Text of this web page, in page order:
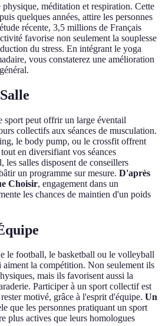
méditation et respiration. Cette
quelques années, attire les personnes
récente, 3,5 millions de Français
favorise non seulement la souplesse
du stress. En intégrant le yoga
vous constaterez une amélioration
sport peut offrir un large éventail
collectifs aux séances de musculation.
le body pump, ou le crossfit offrent
en diversifiant vos séances
les salles disposent de conseillers
un programme sur mesure. D'après
Choisir, engagement dans un
les chances de maintien d'un poids
le football, le basketball ou le volleyball
la compétition. Non seulement ils
mais ils favorisent aussi la
Participer à un sport collectif est
motivé, grâce à l'esprit d'équipe. Un
que les personnes pratiquant un sport
plus actives que leurs homologues